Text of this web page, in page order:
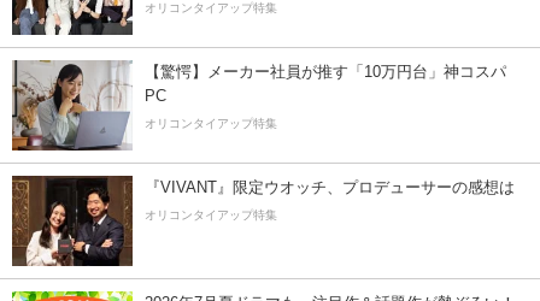
オリコンタイアップ特集
【驚愕】メーカー社員が推す「10万円台」神コスパ
PC
オリコンタイアップ特集
『VIVANT』限定ウオッチ、プロデューサーの感想は
オリコンタイアップ特集